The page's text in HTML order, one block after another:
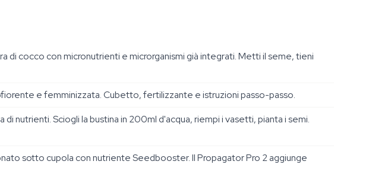
di cocco con micronutrienti e microrganismi già integrati. Metti il seme, tieni
e femminizzata. Cubetto, fertilizzante e istruzioni passo-passo.
nutrienti. Sciogli la bustina in 200ml d'acqua, riempi i vasetti, pianta i semi.
sotto cupola con nutriente Seedbooster. Il Propagator Pro 2 aggiunge